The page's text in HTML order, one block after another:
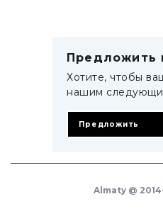
Предложить
Хотите, чтобы
нашим
Предложить
Almaty @